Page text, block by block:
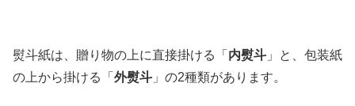
熨斗紙は、贈り物の上に直接掛ける「 内熨斗 」と、包装紙
の上から掛ける「 外熨斗 」の2種類があります。